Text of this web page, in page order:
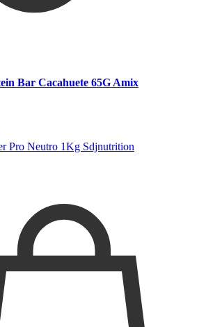
Bar Cacahuete 65G Amix